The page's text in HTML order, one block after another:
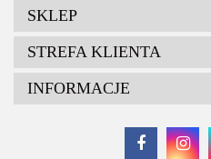
SKLEP
STREFA KLIENTA
INFORMACJE